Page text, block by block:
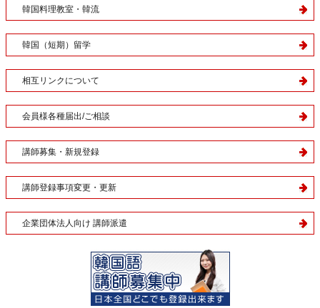
韓国料理教室・韓流
韓国（短期）留学
相互リンクについて
会員様各種届出/ご相談
講師募集・新規登録
講師登録事項変更・更新
企業団体法人向け 講師派遣